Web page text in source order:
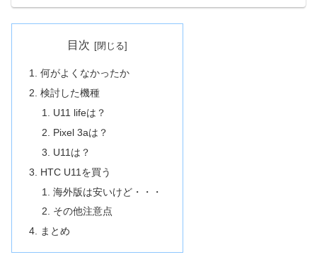
目次
何がよくなかったか
検討した機種
U11 lifeは？
Pixel 3aは？
U11は？
HTC U11を買う
海外版は安いけど・・・
その他注意点
まとめ